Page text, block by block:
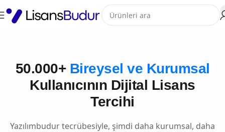
50.000+ Bireysel ve Kurumsal
Kullanıcının Dijital Lisans
Tercihi
Yazılımbudur tecrübesiyle, şimdi daha kurumsal, daha